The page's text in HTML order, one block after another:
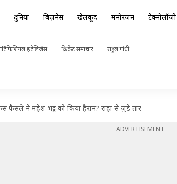
दुनिया बिज़नेस खेलकूद मनोरंजन टेक्नोलॉजी
इंटेलिजेंस क्रिकेट समाचार राहुल गांधी
फैसले ने महेश भट्ट को किया हैरान? राहा से जुड़े तार
ADVERTISEMENT